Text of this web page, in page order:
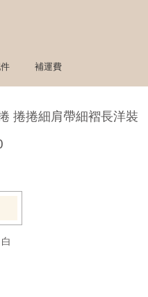
補運費
捲捲細肩帶細褶長洋裝
白